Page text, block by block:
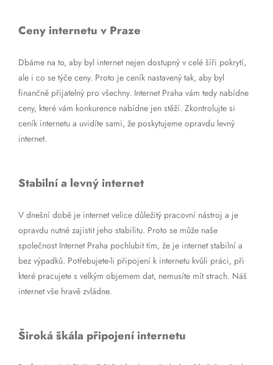
Ceny internetu v Praze
Dbáme na to, aby byl internet nejen dostupný v celé šíři pokrytí,
ale i co se týče ceny. Proto je ceník nastavený tak, aby byl
finančně přijatelný pro všechny. Internet Praha vám tedy nabídne
ceny, které vám konkurence nabídne jen stěží. Zkontrolujte si
ceník internetu a uvidíte sami, že poskytujeme opravdu levný
internet.
Stabilní a levný internet
V dnešní době je internet velice důležitý pracovní nástroj a je
opravdu nutné zajistit jeho stabilitu. Proto se může naše
společnost Internet Praha pochlubit tím, že je internet stabilní a
bez výpadků. Potřebujete-li připojení k internetu kvůli práci, při
které pracujete s velkým objemem dat, nemusíte mít strach. Náš
internet vše hravě zvládne.
Široká škála připojení internetu